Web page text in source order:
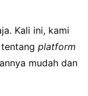
Kali ini, kami
platform
mudah dan